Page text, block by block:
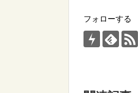
フォローする